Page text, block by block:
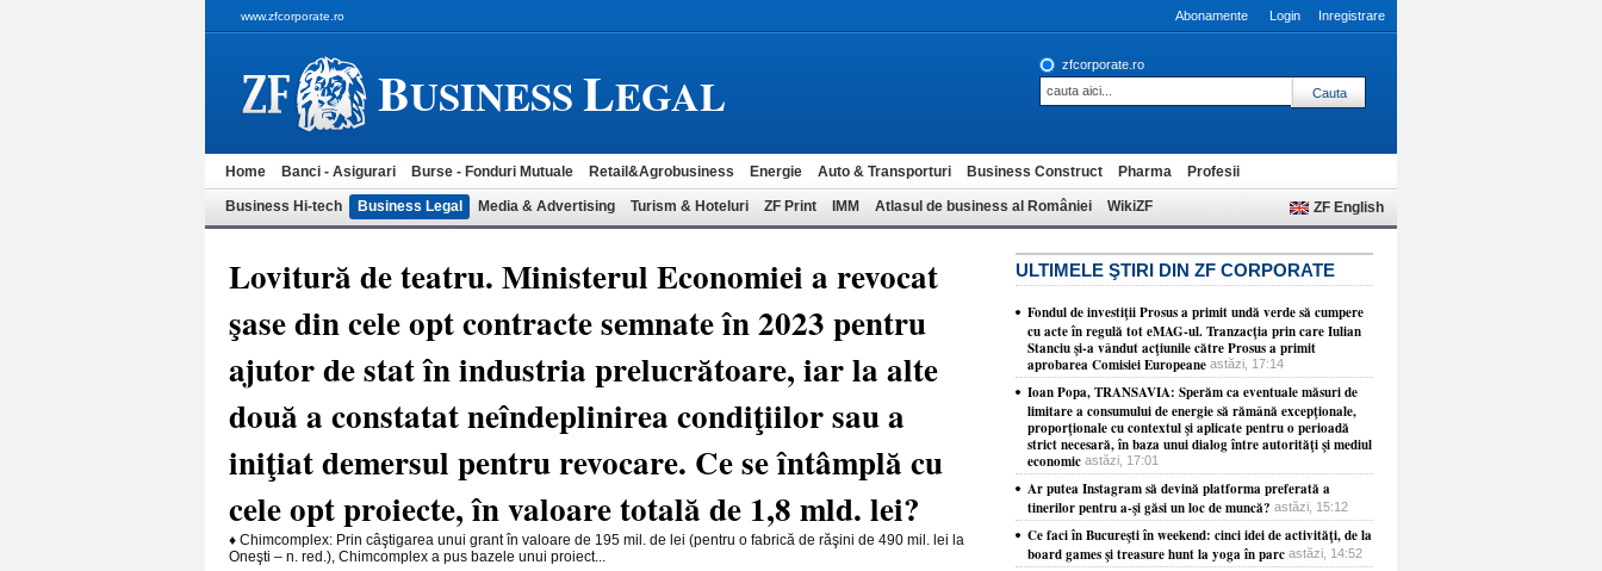
www.zfcorporate.ro Abonamente Login Inregistrare
BUSINESSLEGAL
zfcorporate.ro
Home Banci - Asigurari Burse - Fonduri Mutuale Retail&Agrobusiness Energie Auto & Transporturi Business Construct Pharma Profesii
Business Hi-tech Business Legal Media & Advertising Turism & Hoteluri ZF Print IMM Atlasul de business al României WikiZF ZF English
Lovitură de teatru. Ministerul Economiei a revocat
şase din cele opt contracte semnate în 2023 pentru
ajutor de stat în industria prelucrătoare, iar la alte
două a constatat neîndeplinirea condiţiilor sau a
iniţiat demersul pentru revocare. Ce se întâmplă cu
cele opt proiecte, în valoare totală de 1,8 mld. lei?
♦ Chimcomplex: Prin câştigarea unui grant în valoare de 195 mil. de lei (pentru o fabrică de răşini de 490 mil. lei la
Oneşti – n. red.), Chimcomplex a pus bazele unui proiect...
ULTIMELE ŞTIRI DIN ZF CORPORATE
Fondul de investiţii Prosus a primit undă verde să cumpere
cu acte în regulă tot eMAG-ul. Tranzacţia prin care Iulian
Stanciu şi-a vândut acţiunile către Prosus a primit
aprobarea Comisiei Europeane astăzi, 17:14
Ioan Popa, TRANSAVIA: Sperăm ca eventuale măsuri de
limitare a consumului de energie să rămână excepţionale,
proporţionale cu contextul şi aplicate pentru o perioadă
strict necesară, în baza unui dialog între autorităţi şi mediul
economic astăzi, 17:01
Ar putea Instagram să devină platforma preferată a
tinerilor pentru a-şi găsi un loc de muncă? astăzi, 15:12
Ce faci în Bucureşti în weekend: cinci idei de activităţi, de la
board games şi treasure hunt la yoga în parc astăzi, 14:52